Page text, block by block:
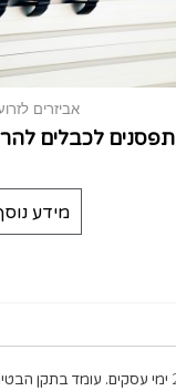
אביזרים
תפסנים לכבלים
מידע